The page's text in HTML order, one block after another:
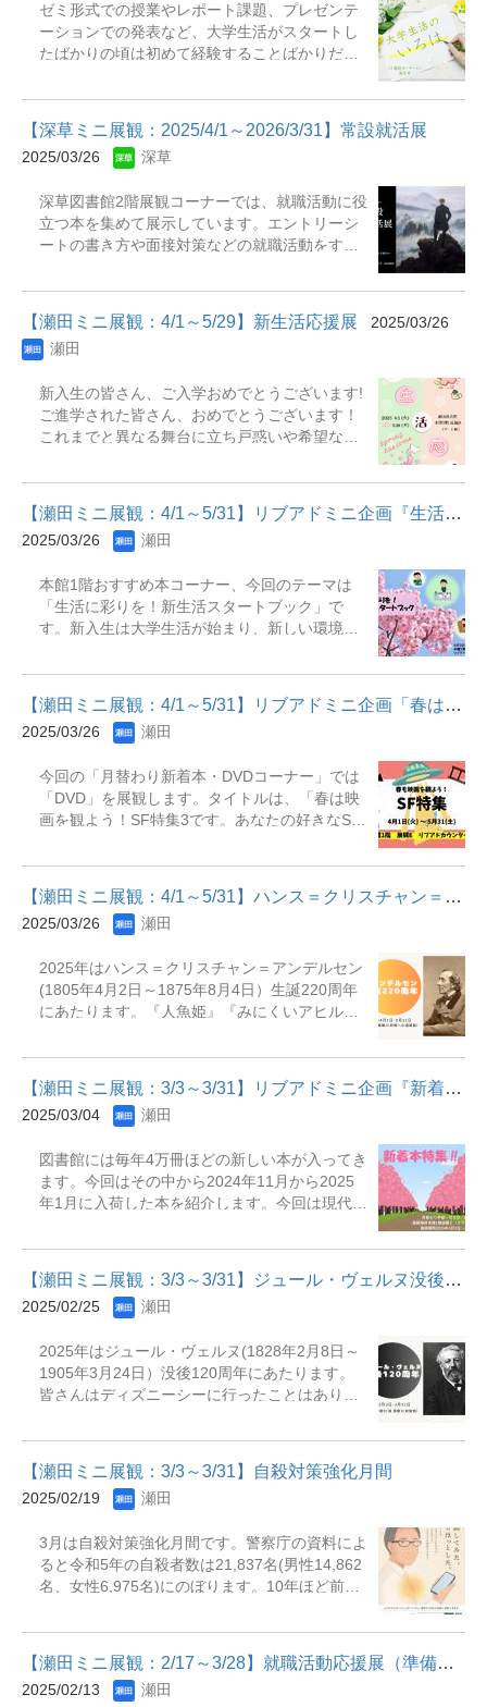
ば幸いです。 児童書は「花岡大学文庫」「中
川正文文庫」にも数多く所蔵があります。閉架
書庫にも絵本はたくさん所蔵されています。ぜ
催期間：2025年4月9日（水）～7月31日（木）
開催場所：深草図書館和顔館地...
研究の参考となります。ぜひ御覧ください。
ゼミ形式での授業やレポート課題、プレゼンテ
ーションでの発表など、大学生活がスタートし
たばかりの頃は初めて経験することばかりだと
に大学生活に役立つ本を集めて展示していま
す。レポートや論文の書き方、WordやExcelの
使い方など、授業に役立つ本はもちろん、アル
バイトやインターンシップなどについて書かれ
本も一緒に展示しているので、今年の春からひ
とり暮らしを始めた方や今後ひとり暮らしを始
めようとしている方なども、一度展観コーナー
1日(火)～2025年5月31日(土) 場 所：深草図
書館1階 展観スペース【主な展示資料】『大学
1年生のためのレポート・論文作成法 : 書く意義
に気づく15回のライティング講義』 大峰光博,
レゼン資料作成見るだけノート : ゼロから身に
ついて一生使える!』 高橋佑磨, 片山なつ監修.
-- 宝島社, 2019『新・知のツールボックス : 新
学出版企画委員会編. -- 改訂版. -- 専修大学出版
局, 2024『...
【深草ミニ展観：2025/4/1～2026/3/31】常設就活展
2025/03/26 深草
深草図書館2階展観コーナーでは、就職活動に役
立つ本を集めて展示しています。エントリーシ
ートの書き方や面接対策などの就職活動をする
の人生エッセイや忙しい中でのリフレッシュ方
法について書かれた本なども置いています。そ
の他、就職活動の全体像や就労後をイメージで
きるようなビジネスモデル書、就職活動や仕事
とに大宮・瀬田の他館資料の展示も予定してい
ますので、深草図書館に来館された際には、就
職活動の展示コーナーにお立ち寄りください。
す。 展示期間：2025年4月1日(火)～2026年3月
31日(火) 場 所：図書館2階展観コーナー
A(和顔館2階新着図書コーナー横)【主な展示資
料】『何になりたいかわからないけど就活を始
いく』 辻井啓作著. -- 高陵社書店, 2014『関西
で長く愛されている優良企業180選 : 継承と革新
のひけつ』 日刊工業新聞特別取材班編. -- 日刊
のトリセツ』 田中研之輔著. -- 筑摩書房,
2018『就活から入社まで』...
【瀬田ミニ展観：4/1～5/29】新生活応援展
2025/03/26
瀬田
新入生の皆さん、ご入学おめでとうございます!
ご進学された皆さん、おめでとうございます！
これまでと異なる舞台に立ち戸惑いや希望な
ないでしょうか。図書館では、新しく一歩を踏
み出される方へ向けての資料を展示いたしま
す。大学での学びを深める為の本や、暮らしの
コツに関する本等取り揃えておりますので、ど
展示期間：2025年4月1日（火）～2025年5月29
日（木）展示場所：瀬田図書館本館１階展観
A（ゲート横） 主な展示資料『理系読書 : 読書
耕すノートのつくり方』『ひとり暮らしで知り
たいことが全部のってる本』『きみのお金は誰
のため 』『Excelゼロ』
【瀬田ミニ展観：4/1～5/31】リブアドミニ企画『生活に彩りを！新...
2025/03/26 瀬田
本館1階おすすめ本コーナー、今回のテーマは
「生活に彩りを！新生活スタートブック」で
す。新入生は大学生活が始まり、新しい環境で
た、初めて一人暮らしを始めた方もおられると
思います。そんな新入生の皆さんに少しでも役
に立つよう、様々な観点から新生活に役立つ本
を選定いたしました。ぜひ気になった本があれ
4月1日（火）～2025年5月31日（土）展示場
所：瀬田図書館 本館1階展観B（角状書架） 主
な展示資料『部屋も心も整う片づけ学』『新入
分かるレポートの書き方』『理系大学生活ハン
ドブック』『食べる時間でこんなに変わる時間
栄養学入門 : 体内時計が左右する肥満、老化、
生活習慣病』
【瀬田ミニ展観：4/1～5/31】リブアドミニ企画「春は映画を観よう...
2025/03/26 瀬田
今回の「月替わり新着本・DVDコーナー」では
「DVD」を展観します。タイトルは、「春は映
画を観よう！SF特集3です。あなたの好きなSF
の生物との遭遇、テクノロジーが生み出す未来
の世界&mdash;&mdash;。今月、図書館ではそ
んな魅力的なSF映画の特集をします。今回選ん
だ6作品はSF映画の中でも特におすすめの作品
ょう！ ※リブアドとは瀬田図書館ライブラリー
アドバイザーの略で図書館で１年業務経験を積
んだ学生アシスタントスタッフの事です。ライ
サポートをする仕事をしたり、新着本やＤＶ
Ｄ、おすすめ本等のコーナーづくりを担当して
いたり幅広い業務を行っています。 展示期間：
2025年4月1日（火）～2025年5月31日（土）展
カウンター横） 主な展示資料『インターステラ
ー』『オデッセイ』『パッセンジャー』『マト
リックス』『Inception』『メッセージ』 &nbsp;
【瀬田ミニ展観：4/1～5/31】ハンス＝クリスチャン＝アンデルセン...
2025/03/26 瀬田
2025年はハンス＝クリスチャン＝アンデルセン
(1805年4月2日～1875年8月4日）生誕220周年
にあたります。『人魚姫』『みにくいアヒルの
る童話を遺しているデンマークの童話作家アン
デルセン。アンデルセンの童話が世にでたのは
1835年30歳の時でした。当時「童話は子供だま
しにすぎない」としてあまり評価されませんで
読されていることを知ってアンデルセンはそれ
以降も童話を書き続けるのです。数々の挫折や
辛い経験が多かったため貧しさや苦労が童話の
話集におさめられた『人魚姫』によって童話も
素晴らしい文学であるということが認められ、
近代童話の確立者としての名声をえることにな
ったのです。現代社会のさまざまな悩みを持つ
る現代、この機会にアンデルセンの作品にふれ
てみてください。 展示期間：2025年4月1日
（火）～2025年5月31日（土）展示場所：瀬田
示資料『人魚姫』『アンデルセン童話の深層』
『母親』『アンデルセン』『グリム...
【瀬田ミニ展観：3/3～3/31】リブアドミニ企画『新着本特集』
2025/03/04 瀬田
図書館には毎年4万冊ほどの新しい本が入ってき
ます。今回はその中から2024年11月から2025
年1月に入荷した本を紹介します。今回は現代社
興味関心のある方もそうでない方もぜひ一度手
に取って読んでみてください。 展示期間：2025
年3月３日（月）～2025年３月31日（月）展示
場所：瀬田図書館 本館１階 展観E（リブア
用術仕事で役立つプロンプトの極意 : より深く
正しい回答を得る方法』『味噌大全』『アップ
ルはジョブズの「いたずら」から始まった』
化としての再帰的ライフスタイル = Sociology
of "university students today"』『カタツムリか
ら見た世界 : 絶滅へむかう小さき生き物たち』
『最近のウェブ、広告で読みにくくないです
アドバイザーの略で図書館で１年業務経験を積
んだ学生アシスタントスタッフの事です。ライ
ブラリーアドバイザーは利用者のお困りごとを
Ｄ、おすすめ本等のコーナーづくりを担当して
いたり幅広い業務を行ってい...
【瀬田ミニ展観：3/3～3/31】ジュール・ヴェルヌ没後120周年
2025/02/25 瀬田
2025年はジュール・ヴェルヌ(1828年2月8日～
1905年3月24日）没後120周年にあたります。
皆さんはディズニーシーに行ったことはありま
ション「海底2万マイル」や「センター・オブ・
ジ・アース」はどちらもジュール・ヴェルヌの
作品をもとにして作られたのです。フランス西
部の港町ナントで誕生した彼は様々な国から来
した。本を読むのが趣味だった彼は16歳の時に
詩と演劇に出会い自ら戯曲などを書き始めるよ
うになります。図書館に通い自然科学を学び
『気球に乗って５週間』がヒットし売れっ子作
家としてキャリアを歩むこととなり、以降、生
涯に渡り科学・冒険小説の傑作を生みだしまし
た。この機会にジュール・ヴェルヌの作品にふ
【瀬田ミニ展観：3/3～3/31】自殺対策強化月間
2025/02/19 瀬田
3月は自殺対策強化月間です。警察庁の資料によ
ると令和5年の自殺者数は21,837名(男性14,862
名、女性6,975名)にのぼります。10年ほど前と
自ら命を絶っている現状は依然として深刻と言
えるでしょう。これは交通事故の死者数の約8倍
に相当します。政府や自治体も対策を講じてい
ますが、私たち個人で出来ることもあります。
【瀬田ミニ展観：2/17～3/28】就職活動応援展（準備編）
2025/02/13 瀬田